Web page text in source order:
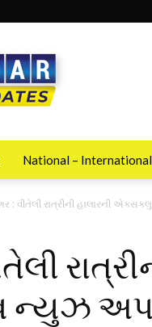
National – International
: વીતેલી રાત્રીની હાલારની
ન્યુઝ